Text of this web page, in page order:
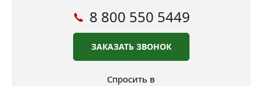
8 800 550 5449
ЗАКАЗАТЬ ЗВОНОК
Спросить в